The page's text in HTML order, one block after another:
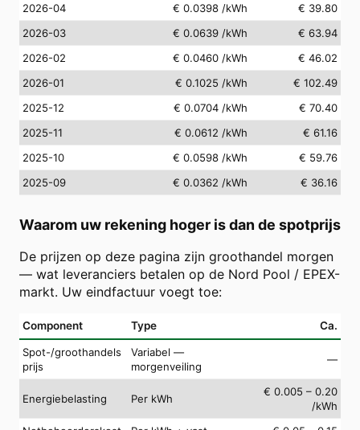
2026-04
€ 0.0398 /kWh
€ 39.80
2026-03
€ 0.0639 /kWh
€ 63.94
2026-02
€ 0.0460 /kWh
€ 46.02
2026-01
€ 0.1025 /kWh
€ 102.49
2025-12
€ 0.0704 /kWh
€ 70.40
2025-11
€ 0.0612 /kWh
€ 61.16
2025-10
€ 0.0598 /kWh
€ 59.76
2025-09
€ 0.0362 /kWh € 36.16
Waarom uw rekening hoger is dan de spotprijs
De prijzen op deze pagina zijn groothandel morgen
— wat leveranciers betalen op de Nord Pool / EPEX-
markt. Uw eindfactuur voegt toe:
Component Type Ca.
Spot-/groothandels
prijs
Variabel —
morgenveiling
—
Energiebelasting Per kWh
€ 0.005 – 0.20
/kWh